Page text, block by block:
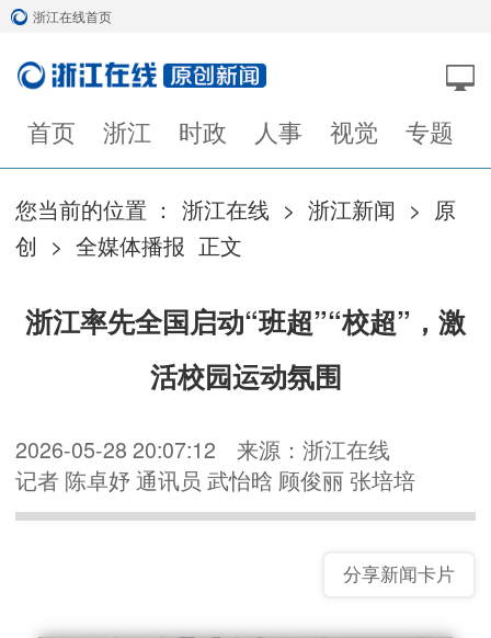
浙江在线首页
首页 浙江 时政 人事 视觉 专题
您当前的位置 ： 浙江在线 > 浙江新闻 > 原
创 > 全媒体播报 正文
浙江率先全国启动“班超”“校超”，激
活校园运动氛围
2026-05-28 20:07:12
来源：浙江在线
记者 陈卓妤 通讯员 武怡晗 顾俊丽 张培培
分享新闻卡片